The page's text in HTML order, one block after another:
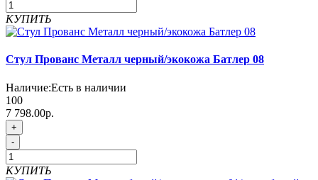
КУПИТЬ
Стул Прованс Металл черный/экокожа Батлер 08
Наличие:Есть в наличии
100
7 798.00р.
+
-
КУПИТЬ